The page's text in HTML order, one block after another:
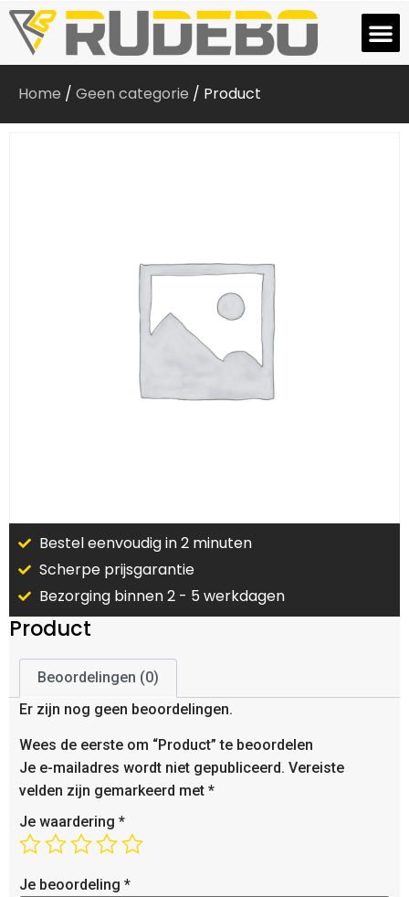
Home / Geen categorie / Product
Bestel eenvoudig in 2 minuten
Scherpe prijsgarantie
Bezorging binnen 2 - 5 werkdagen
Product
Beoordelingen (0)
Er zijn nog geen beoordelingen.
Wees de eerste om “Product” te beoordelen
Je e-mailadres wordt niet gepubliceerd. Vereiste
velden zijn gemarkeerd met *
Je waardering *
Je beoordeling *